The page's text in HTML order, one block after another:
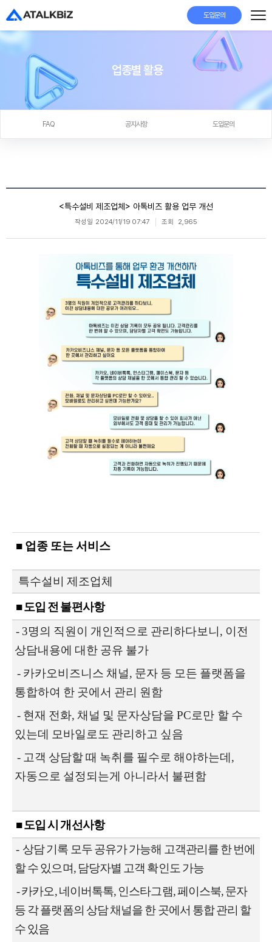
도입문의
업종별 활용
FAQ 공지사항 도입문의
<특수설비 제조업체> 아톡비즈 활용 업무 개선
작성일 2024/11/19 07:47 조회 2,965
■ 업종 또는 서비스
특수설비 제조업체
■ 도입 전 불편사항
- 3명의 직원이 개인적으로 관리하다보니, 이전
상담내용에 대한 공유 불가
- 카카오비즈니스 채널, 문자 등 모든 플랫폼을
통합하여 한 곳에서 관리 원함
- 현재 전화, 채널 및 문자상담을 PC로만 할 수
있는데 모바일로도 관리하고 싶음
- 고객 상담할 때 녹취를 필수로 해야하는데,
자동으로 설정되는게 아니라서 불편함
■ 도입 시 개선사항
- 상담 기록 모두 공유가 가능해 고객관리를 한 번에
할 수 있으며, 담당자별 고객 확인도 가능
- 카카오, 네이버톡톡, 인스타그램, 페이스북, 문자
등 각 플랫폼의 상담 채널을 한 곳에서 통합 관리 할
수 있음